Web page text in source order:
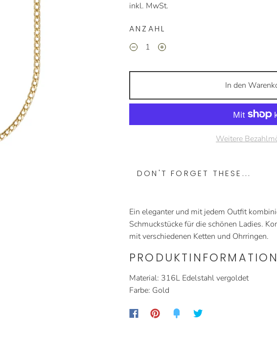
inkl. MwSt.
ANZAHL
In den
Weitere
DON'T FORGET THESE...
Ein eleganter und mit jedem Outfit
Schmuckstücke für die schönen Ladies.
mit verschiedenen Ketten und Ohrringen.
Material: 316L Edelstahl vergoldet
Farbe: Gold